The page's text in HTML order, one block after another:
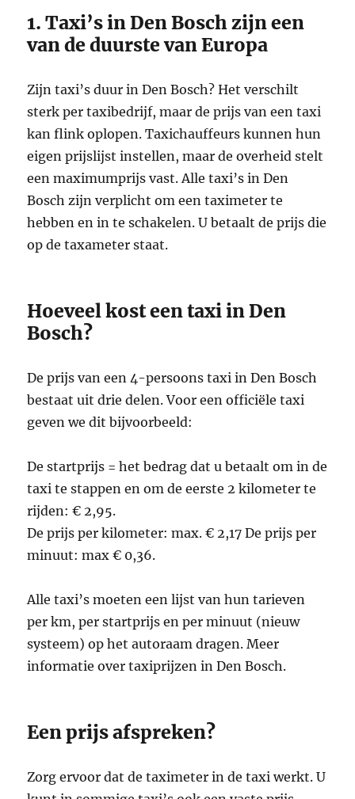
1. Taxi’s in Den Bosch zijn een
van de duurste van Europa
Zijn taxi’s duur in Den Bosch? Het verschilt
sterk per taxibedrijf, maar de prijs van een taxi
kan flink oplopen. Taxichauffeurs kunnen hun
eigen prijslijst instellen, maar de overheid stelt
een maximumprijs vast. Alle taxi’s in Den
Bosch zijn verplicht om een ​​taximeter te
hebben en in te schakelen. U betaalt de prijs die
op de taxameter staat.
Hoeveel kost een taxi in Den
Bosch?
De prijs van een 4-persoons taxi in Den Bosch
bestaat uit drie delen. Voor een officiële taxi
geven we dit bijvoorbeeld:
De startprijs = het bedrag dat u betaalt om in de
taxi te stappen en om de eerste 2 kilometer te
rijden: € 2,95.
De prijs per kilometer: max. € 2,17 De prijs per
minuut: max € 0,36.
Alle taxi’s moeten een lijst van hun tarieven
per km, per startprijs en per minuut (nieuw
systeem) op het autoraam dragen. Meer
informatie over taxiprijzen in Den Bosch.
Een prijs afspreken?
Zorg ervoor dat de taximeter in de taxi werkt. U